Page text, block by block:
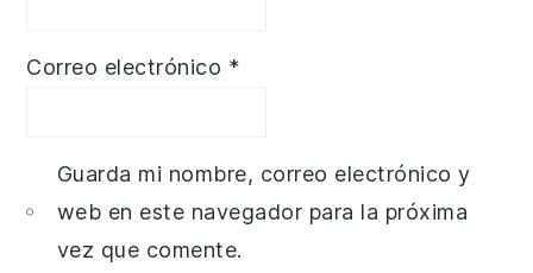
Correo electrónico *
Guarda mi nombre, correo electrónico y
web en este navegador para la próxima
vez que comente.